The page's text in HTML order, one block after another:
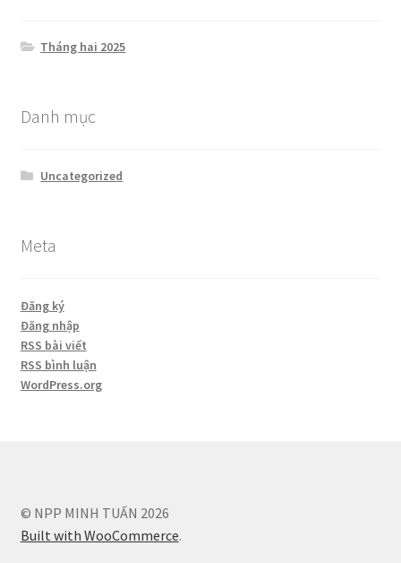
Tháng hai 2025
Danh mục
Uncategorized
Meta
Đăng ký
Đăng nhập
RSS bài viết
RSS bình luận
WordPress.org
© NPP MINH TUẤN 2026
Built with WooCommerce.